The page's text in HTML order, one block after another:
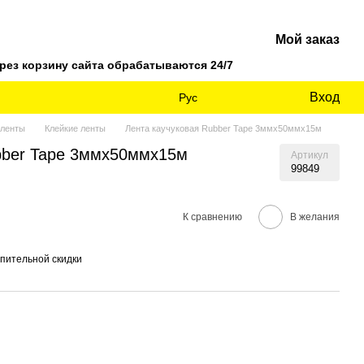
корзину сайта обрабатываются 24/7
Мой заказ
Рус Вход
Клейкие ленты Лента каучуковая Rubber Tape 3ммх50ммх15м
Tape 3ммх50ммх15м Артикул
99849
К сравнению В желания
скидки